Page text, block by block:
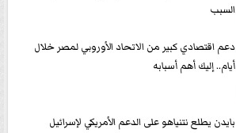
السبب
دعم اقتصادي كبير من الاتحاد الأوروبي لمصر خلال
أيام.. إليك أهم أسبابه
بايدن يطلع نتنياهو على الدعم الأمريكي لإسرائيل